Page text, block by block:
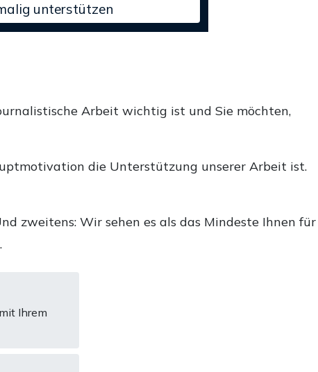
unterstützen
Arbeit wichtig ist und Sie möchten,
die Unterstützung unserer Arbeit ist.
zweitens: Wir sehen es als das Mindeste Ihnen für
Ihrem